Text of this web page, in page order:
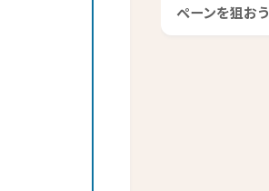
ペーンを狙おう